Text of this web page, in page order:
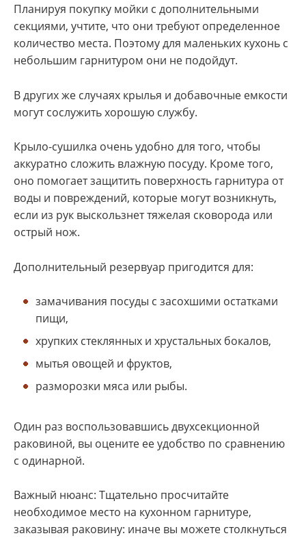
Планируя покупку мойки с дополнительными
секциями, учтите, что они требуют определенное
количество места. Поэтому для маленьких кухонь с
небольшим гарнитуром они не подойдут.
В других же случаях крылья и добавочные емкости
могут сослужить хорошую службу.
Крыло-сушилка очень удобно для того, чтобы
аккуратно сложить влажную посуду. Кроме того,
оно помогает защитить поверхность гарнитура от
воды и повреждений, которые могут возникнуть,
если из рук выскользнет тяжелая сковорода или
острый нож.
Дополнительный резервуар пригодится для:
замачивания посуды с засохшими остатками
пищи,
хрупких стеклянных и хрустальных бокалов,
мытья овощей и фруктов,
разморозки мяса или рыбы.
Один раз воспользовавшись двухсекционной
раковиной, вы оцените ее удобство по сравнению
с одинарной.
Важный нюанс: Тщательно просчитайте
необходимое место на кухонном гарнитуре,
заказывая раковину: иначе вы можете столкнуться